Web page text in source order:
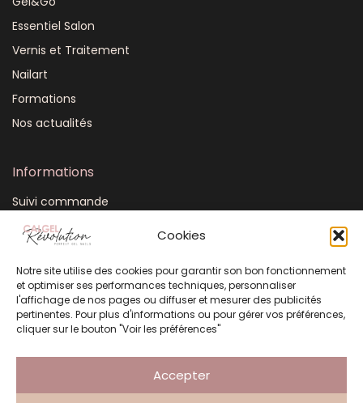
Cookies
Notre site utilise des cookies pour garantir son bon fonctionnement
et optimiser ses performances techniques, personnaliser
l'affichage de nos pages ou diffuser et mesurer des publicités
pertinentes. Pour plus d'informations ou pour gérer vos préférences,
cliquer sur le bouton "Voir les préférences"
Accepter
Essentiel Salon
Vernis et Traitement
Nailart
Formations
Nos actualités
Informations
Suivi commande
Mon compte
CGV
FAQ
Plan du site
Mentions légales